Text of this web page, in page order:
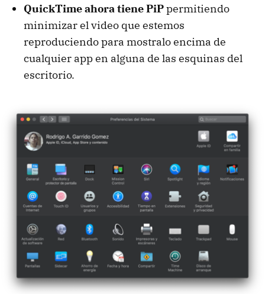
QuickTime ahora tiene PiPpermitiendo
minimizar el video que estemos
reproduciendo para mostralo encima de
cualquier app en alguna de las esquinas del
escritorio.